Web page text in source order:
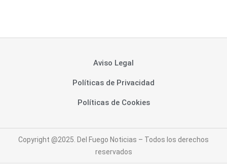
Aviso Legal
Políticas de Privacidad
Políticas de Cookies
Copyright @2025. Del Fuego Noticias – Todos los derechos
reservados